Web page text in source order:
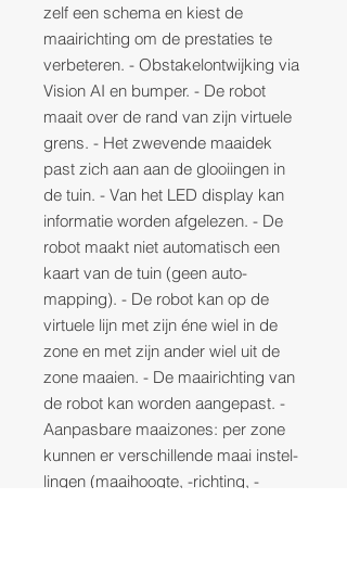
zelf een schema en kiest de
maairichting om de prestaties te
verbeteren. - Obstakelontwijking via
Vision AI en bumper. - De robot
maait over de rand van zijn virtuele
grens. - Het zwevende maaidek
past zich aan aan de glooiingen in
de tuin. - Van het LED display kan
informatie worden afgelezen. - De
robot maakt niet automatisch een
kaart van de tuin (geen auto-
mapping). - De robot kan op de
virtuele lijn met zijn éne wiel in de
zone en met zijn ander wiel uit de
zone maaien. - De maairichting van
de robot kan worden aangepast. -
Aanpasbare maaizones: per zone
kunnen er verschillende maai instel-
lingen (maaihoogte, -richting, -